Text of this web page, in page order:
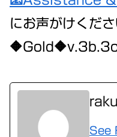
にお声がけくださ
See